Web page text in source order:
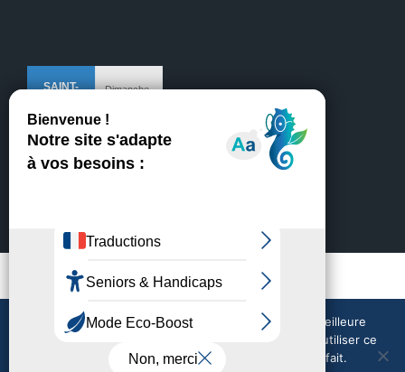
Mentions légales
Nous utilisons des cookies pour vous garantir la meilleure
expérience sur notre site web. Si vous continuez à utiliser ce
site, nous supposerons que vous en êtes satisfait.